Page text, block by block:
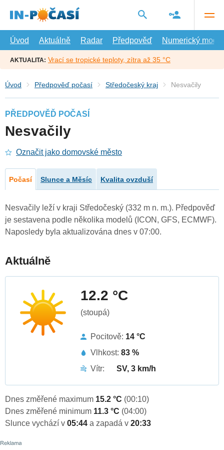
hlavní
Úvod
Aktuálně Radar Předpověď Numerický model
AKTUALITA: Vrací se tropické teploty, zítra až 35 °C
Úvod Předpověď počasí Středočeský kraj Nesvačily
PŘEDPOVĚĎ POČASÍ
Nesvačily
Označit jako domovské město
Počasí Slunce a Měsíc Kvalita ovzduší
Nesvačily leží v kraji Středočeský (332 m n. m.). Předpověď
je sestavena podle několika modelů (ICON, GFS, ECMWF).
Naposledy byla aktualizována dnes v 07:00.
Aktuálně
12.2 °C
(stoupá)
Pocitově: 14 °C
Vlhkost: 83 %
Vítr:
SV, 3 km/h
Dnes změřené maximum 15.2 °C (00:10)
Dnes změřené minimum 11.3 °C (04:00)
Slunce vychází v 05:44 a zapadá v 20:33